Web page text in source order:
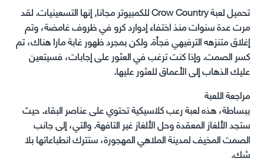
تحميل لعبة Crow Country للكمبيوتر مجانا, إنها التسعينيات. لقد
مرت عدة سنوات منذ اختفاء إدوارد كرو في ظروف غامضة، وتم
إغلاق متنزهه الترفيهي فجأة. ولكن بمجرد ظهور غابة مارا هناك، تم
كسر الصمت. وإذا كنت ترغب في العثور على إجابات، فسيتعين
عليك الذهاب إلى الأعماق للعثور عليها.
مراجعة اللعبة
ببساطة، هذه لعبة رعب كلاسيكية تحتوي على عناصر البقاء. حيث
ستجد الألغاز المعقدة وحل الألغاز غير التافهة. والتي، إلى جانب
الصمت المخيف لمدينة الملاهي المهجورة، ستترك انطباعاتها بلا
شك.